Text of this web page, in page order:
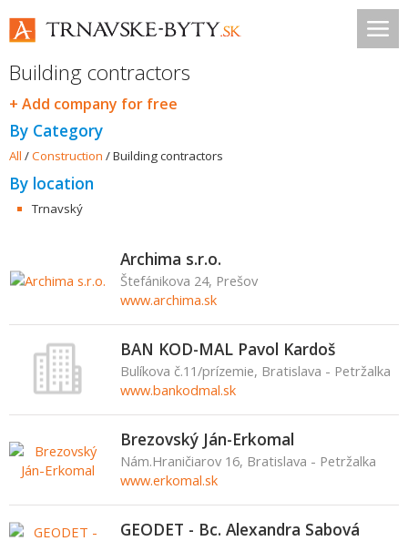
Building contractors
+ Add company for free
By Category
All /Construction /Building contractors
By location
Trnavský
Archima s.r.o.
Štefánikova 24, Prešov
www.archima.sk
BAN KOD-MAL Pavol Kardoš
Bulíkova č.11/prízemie, Bratislava - Petržalka
www.bankodmal.sk
Brezovský Ján-Erkomal
Nám.Hraničiarov 16, Bratislava - Petržalka
www.erkomal.sk
GEODET - Bc. Alexandra Sabová